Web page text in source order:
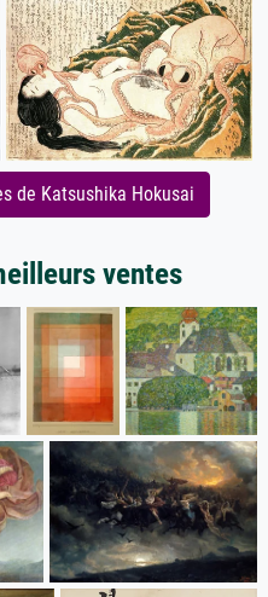
de Katsushika Hokusai
ventes